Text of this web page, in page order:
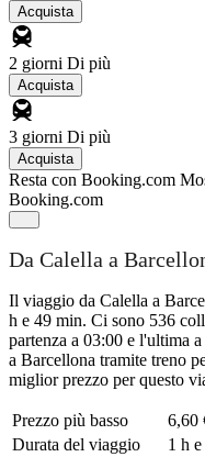
Acquista
2 giorni Di più
Acquista
3 giorni Di più
Acquista
Resta con Booking.com
Booking.com
Da Calella a
Il viaggio da Calella a
h e 49 min. Ci sono 536
partenza a 03:00 e l'ultima
a Barcellona tramite treno
miglior prezzo per questo
Prezzo più basso
6,60
Durata del viaggio
1 h